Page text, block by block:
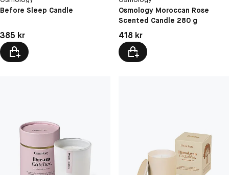
Before Sleep Candle
Pris: 385 kr
385 kr
Osmology Moroccan Rose
Scented Candle 280 g
Pris: 418 kr
418 kr